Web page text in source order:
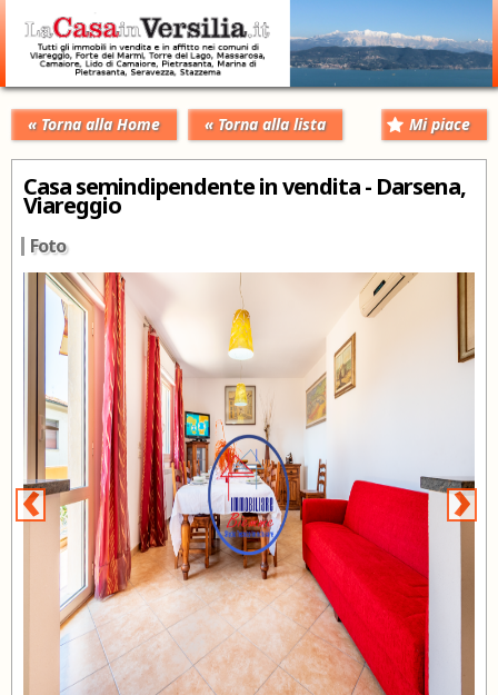
« Torna alla Home « Torna alla lista Mi piace
Casa semindipendente in vendita - Darsena,
Viareggio
Foto
‹ ›